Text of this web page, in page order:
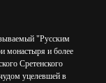
"Русским
монастыря и более
Сретенского
уцелевшей в